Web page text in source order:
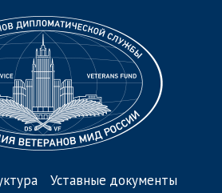
Уставные документы